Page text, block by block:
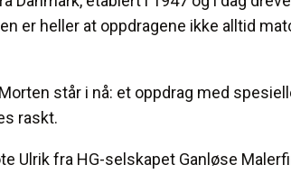
er heller at oppdragene ikke alltid
står i nå: et oppdrag med
raskt.
Ulrik fra HG-selskapet Ganløse